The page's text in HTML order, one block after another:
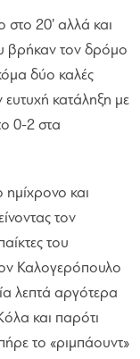
στο 20’ αλλά και
βρήκαν τον δρόμο
δύο καλές
ευτυχή κατάληξη με
0-2 στα
και
τον
του
Καλογερόπουλο
λεπτά αργότερα
και παρότι
το «ριμπάουντ»